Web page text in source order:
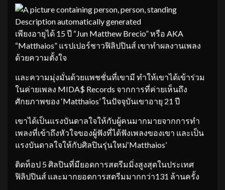
เพียงอายุได้ 15 ปี “Jun Matthew Brecio” หรือ AKA
“Matthaios” แรปเปอร์ชาวฟิลิปปินส์ เขาทำผลงานเพลง
ด้วยความตั้งใจ
และความมุ่งมั่นด้วยแพชชั่นที่เขามี ทำให้เขาได้เข้าร่วม
ในค่ายเพลง MIDA$ Records จากการที่ค่ายเห็นถึง
ศักยภาพของ ‘Matthaios’ ในปัจจุบันเขาอายุ 21 ปี
เขาได้เป็นแรงบันดาลใจให้กับผู้คนมากมายจากการทำ
เพลงที่เข้าถึงหัวใจของผู้ฟังที่ได้ฟังเพลงของเขา และเป็น
แรงบันดาลใจให้กับศิลปินรุ่นใหม่‘Matthaios’
ติดท็อป 5 ศิลปินที่มียอดการสตรีมมิ่งสูงสุดในประเทศ
ฟิลิปปินส์ และมากยอดการสตรีมมากกว่า131 ล้านครั้ง